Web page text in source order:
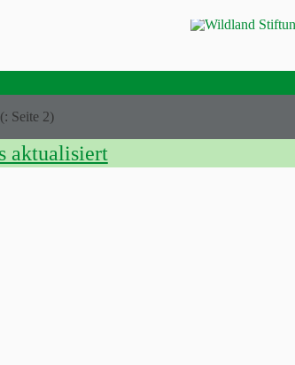
(: Seite 2)
aktualisiert